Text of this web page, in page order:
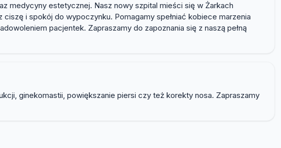
medycyny estetycznej. Nasz nowy szpital mieści się w Żarkach
i spokój do wypoczynku. Pomagamy spełniać kobiece marzenia
pacjentek. Zapraszamy do zapoznania się z naszą pełną
ginekomastii, powiększanie piersi czy też korekty nosa. Zapraszamy